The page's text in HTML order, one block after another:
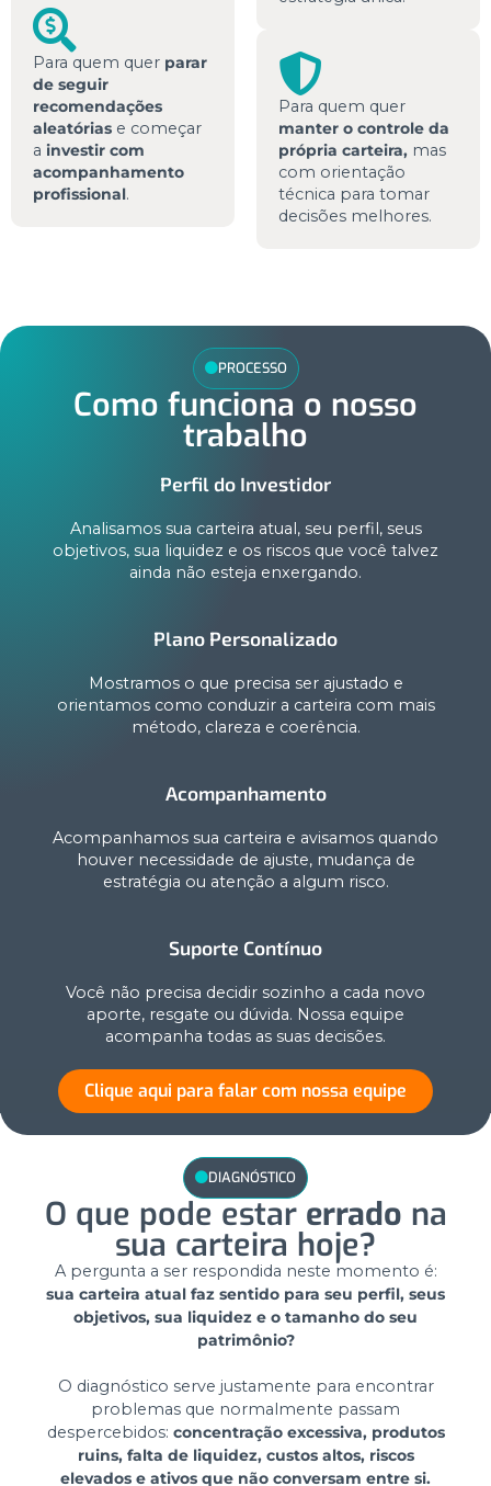
Para quem quer parar
de seguir
recomendações
aleatórias e começar
a investir com
acompanhamento
profissional.
Para quem quer
manter o controle da
própria carteira, mas
com orientação
técnica para tomar
decisões melhores.
PROCESSO
Como funciona o nosso
trabalho
Perfil do Investidor
Analisamos sua carteira atual, seu perfil, seus
objetivos, sua liquidez e os riscos que você talvez
ainda não esteja enxergando.
Plano Personalizado
Mostramos o que precisa ser ajustado e
orientamos como conduzir a carteira com mais
método, clareza e coerência.
Acompanhamento
Acompanhamos sua carteira e avisamos quando
houver necessidade de ajuste, mudança de
estratégia ou atenção a algum risco.
Suporte Contínuo
Você não precisa decidir sozinho a cada novo
aporte, resgate ou dúvida. Nossa equipe
acompanha todas as suas decisões.
Clique aqui para falar com nossa equipe
DIAGNÓSTICO
O que pode estar errado na
sua carteira hoje?
A pergunta a ser respondida neste momento é:
sua carteira atual faz sentido para seu perfil, seus
objetivos, sua liquidez e o tamanho do seu
patrimônio?
O diagnóstico serve justamente para encontrar
problemas que normalmente passam
despercebidos: concentração excessiva, produtos
ruins, falta de liquidez, custos altos, riscos
elevados e ativos que não conversam entre si.